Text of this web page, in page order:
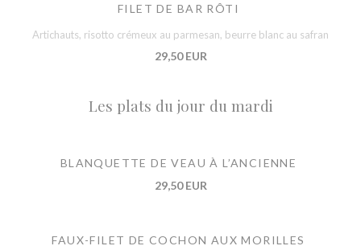
FILET DE BAR RÔTI
Artichauts, risotto crémeux au parmesan, beurre blanc au safran
29,50 EUR
Les plats du jour du mardi
BLANQUETTE DE VEAU À L’ANCIENNE
29,50 EUR
FAUX-FILET DE COCHON AUX MORILLES